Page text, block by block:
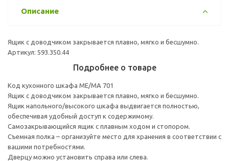
Описание
Ящик с доводчиком закрывается плавно, мягко и бесшумно.
Артикул: 593.350.44
Подробнее о товаре
Код кухонного шкафа ME/MA 701
Ящик с доводчиком закрывается плавно, мягко и бесшумно.
Ящик напольного/высокого шкафа выдвигается полностью,
обеспечивая удобный доступ к содержимому.
Cамозакрывающийся ящик с плавным ходом и стопором.
Съемная полка – организуйте место для хранения в соответствии с
вашими потребностями.
Дверцу можно установить справа или слева.